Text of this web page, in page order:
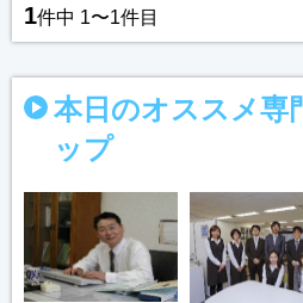
1件中 1〜1件目
本日のオススメ専
ップ